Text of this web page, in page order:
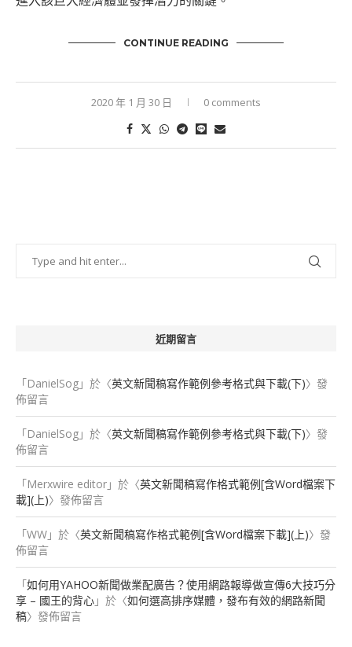
CONTINUE READING
2020 年 1 月 30 日 0 comments
近期留言
「DanielSog 」於〈英文新聞稿寫作範例參考格式與下載(下)〉發
佈留言
「DanielSog 」於〈英文新聞稿寫作範例參考格式與下載(下)〉發
佈留言
「Merxwire editor 」於〈英文新聞稿寫作格式範例[含Word檔案下
載](上)〉發佈留言
「WW 」於〈英文新聞稿寫作格式範例[含Word檔案下載](上)〉發
佈留言
「如何用YAHOO新聞做業配廣告？使用網路報導做宣傳6大技巧分
享 – 國王的背心 」於〈如何選高排序媒體，發布有效的網路新聞
稿〉發佈留言